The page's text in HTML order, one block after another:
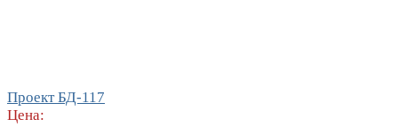
Проект БД-117
Цена: